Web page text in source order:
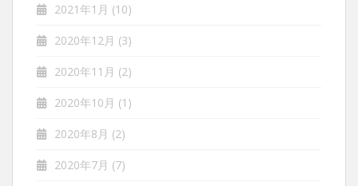
2021年1月 (10)
2020年12月 (3)
2020年11月 (2)
2020年10月 (1)
2020年8月 (2)
2020年7月 (7)